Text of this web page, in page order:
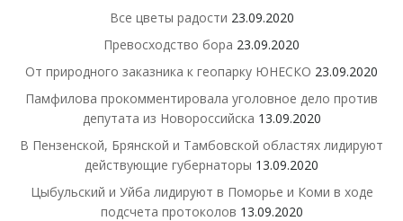
Все цветы радости 23.09.2020
Превосходство бора 23.09.2020
От природного заказника к геопарку ЮНЕСКО 23.09.2020
Памфилова прокомментировала уголовное дело против
депутата из Новороссийска 13.09.2020
В Пензенской, Брянской и Тамбовской областях лидируют
действующие губернаторы 13.09.2020
Цыбульский и Уйба лидируют в Поморье и Коми в ходе
подсчета протоколов 13.09.2020